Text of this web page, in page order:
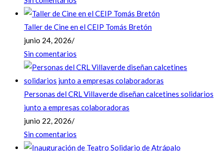
Taller de Cine en el CEIP Tomás Bretón
junio 24, 2026/
Sin comentarios
Personas del CRL Villaverde diseñan calcetines solidarios
junto a empresas colaboradoras
junio 22, 2026/
Sin comentarios